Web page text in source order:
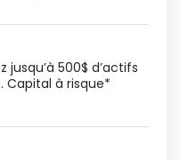
jusqu’à 500$ d’actifs
Capital à risque*